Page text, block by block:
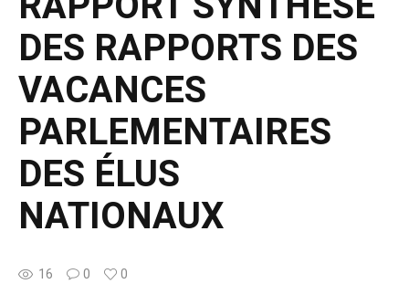
DES RAPPORTS DES
VACANCES
PARLEMENTAIRES
DES ÉLUS
NATIONAUX
16 0 0